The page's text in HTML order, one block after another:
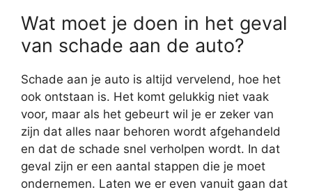
Wat moet je doen in het geval
van schade aan de auto?
Schade aan je auto is altijd vervelend, hoe het
ook ontstaan is. Het komt gelukkig niet vaak
voor, maar als het gebeurt wil je er zeker van
zijn dat alles naar behoren wordt afgehandeld
en dat de schade snel verholpen wordt. In dat
geval zijn er een aantal stappen die je moet
ondernemen. Laten we er even vanuit gaan dat